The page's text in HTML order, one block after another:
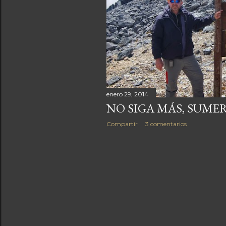
a
s
enero 29, 2014
NO SIGA MÁS,
Compartir 3 comentarios